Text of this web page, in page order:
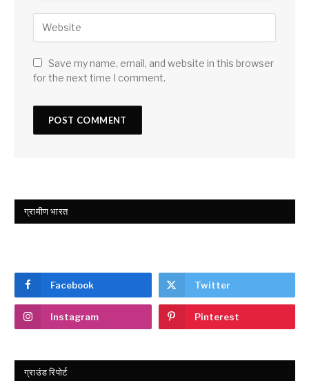
Save my name, email, and website in this browser
for the next time I comment.
ग्रामीण भारत
Facebook Twitter
Instagram Pinterest
ग्राउंड रिपोर्ट